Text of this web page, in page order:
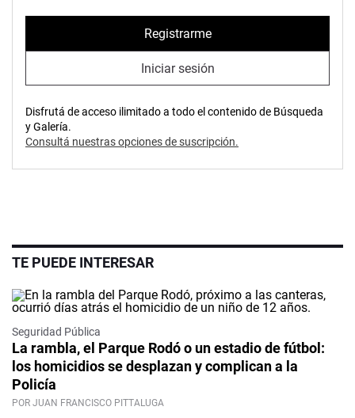
Registrarme
Iniciar sesión
Disfrutá de acceso ilimitado a todo el contenido de Búsqueda
y Galería.
Consultá nuestras opciones de suscripción.
TE PUEDE INTERESAR
Seguridad Pública
La rambla, el Parque Rodó o un estadio de fútbol:
los homicidios se desplazan y complican a la
Policía
POR JUAN FRANCISCO PITTALUGA